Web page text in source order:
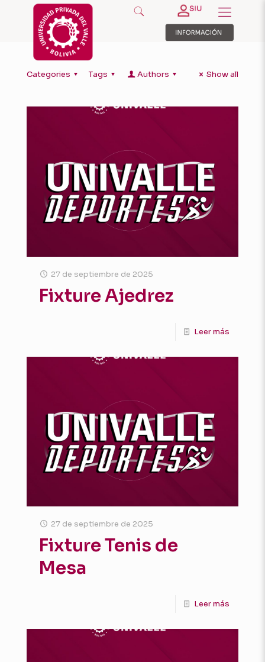
Categories Tags Authors Show all
27 de septiembre de 2025
Fixture Ajedrez
Leer más
27 de septiembre de 2025
Fixture Tenis de
Mesa
Leer más